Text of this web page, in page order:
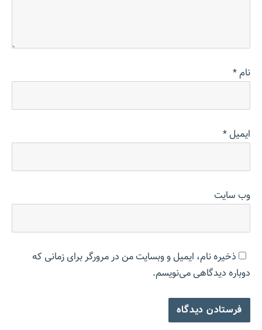
نام*
ایمیل*
وب‌ سایت
ذخیره نام، ایمیل و وبسایت من در مرورگر برای زمانی که
دوباره دیدگاهی می‌نویسم.